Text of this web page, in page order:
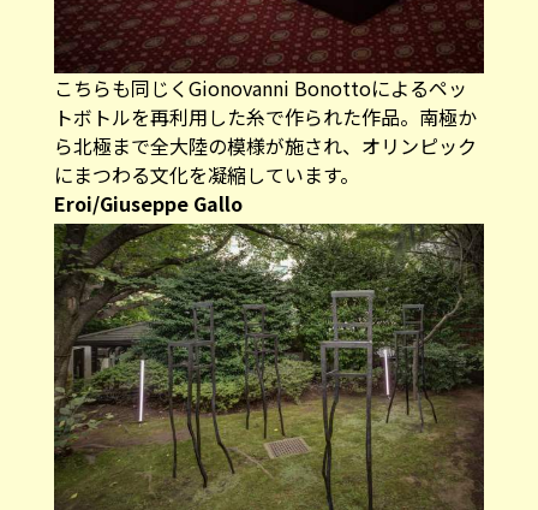
こちらも同じくGionovanni Bonottoによるペッ
トボトルを再利用した糸で作られた作品。南極か
ら北極まで全大陸の模様が施され、オリンピック
にまつわる文化を凝縮しています。
Eroi/Giuseppe Gallo